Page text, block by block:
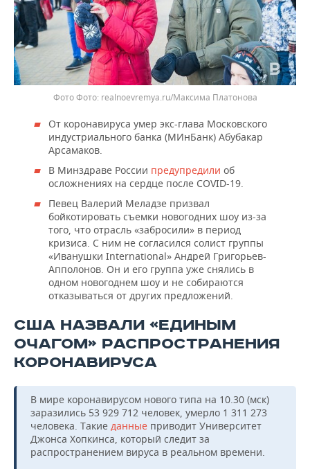
Фото realnoevremya.ru/Максима Платонова
От коронавируса умер экс-глава Московского
индустриального банка (МИнБанк) Абубакар
Арсамаков.
В Минздраве России предупредили об
осложнениях на сердце после COVID-19.
Певец Валерий Меладзе призвал
бойкотировать съемки новогодних шоу из-за
того, что отрасль «забросили» в период
кризиса. С ним не согласился солист группы
«Иванушки International» Андрей Григорьев-
Апполонов. Он и его группа уже снялись в
одном новогоднем шоу и не собираются
отказываться от других предложений.
США НАЗВАЛИ «ЕДИНЫМ
ОЧАГОМ» РАСПРОСТРАНЕНИЯ
КОРОНАВИРУСА
В мире коронавирусом нового типа на 10.30 (мск)
заразились 53 929 712 человек, умерло 1 311 273
человека. Такие данные приводит Университет
Джонса Хопкинса, который следит за
распространением вируса в реальном времени.